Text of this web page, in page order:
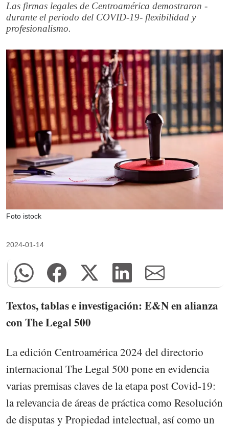
Las firmas legales de Centroamérica demostraron -
durante el periodo del COVID-19- flexibilidad y
profesionalismo.
Foto istock
2024-01-14
Textos, tablas e investigación: E&N en alianza
con The Legal 500
La edición Centroamérica 2024 del directorio
internacional The Legal 500 pone en evidencia
varias premisas claves de la etapa post Covid-19:
la relevancia de áreas de práctica como Resolución
de disputas y Propiedad intelectual, así como un